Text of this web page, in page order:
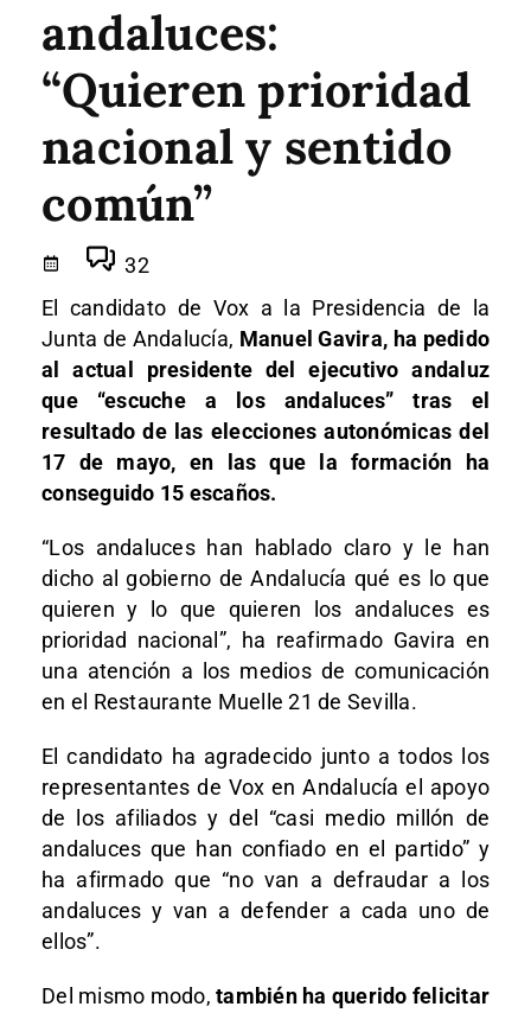
andaluces:
“Quieren prioridad
nacional y sentido
común”
32
El candidato de Vox a la Presidencia de la
Junta de Andalucía, Manuel Gavira, ha pedido
al actual presidente del ejecutivo andaluz
que “escuche a los andaluces” tras el
resultado de las elecciones autonómicas del
17 de mayo, en las que la formación ha
conseguido 15 escaños.
“Los andaluces han hablado claro y le han
dicho al gobierno de Andalucía qué es lo que
quieren y lo que quieren los andaluces es
prioridad nacional”, ha reafirmado Gavira en
una atención a los medios de comunicación
en el Restaurante Muelle 21 de Sevilla.
El candidato ha agradecido junto a todos los
representantes de Vox en Andalucía el apoyo
de los afiliados y del “casi medio millón de
andaluces que han confiado en el partido” y
ha afirmado que “no van a defraudar a los
andaluces y van a defender a cada uno de
ellos”.
Del mismo modo, también ha querido felicitar